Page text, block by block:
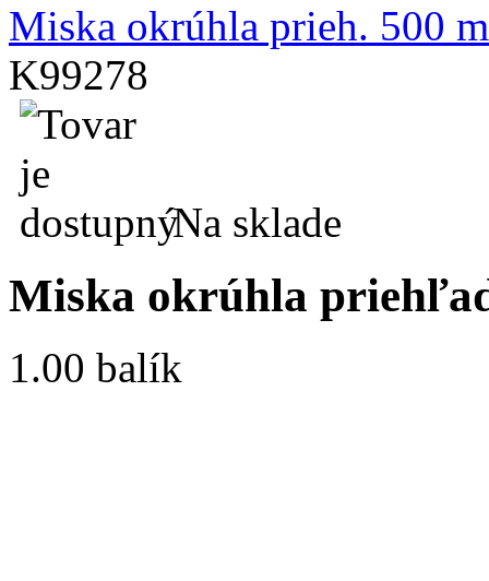
Miska okrúhla prieh. 500
K99278
Na sklade
Miska okrúhla
1.00 balík